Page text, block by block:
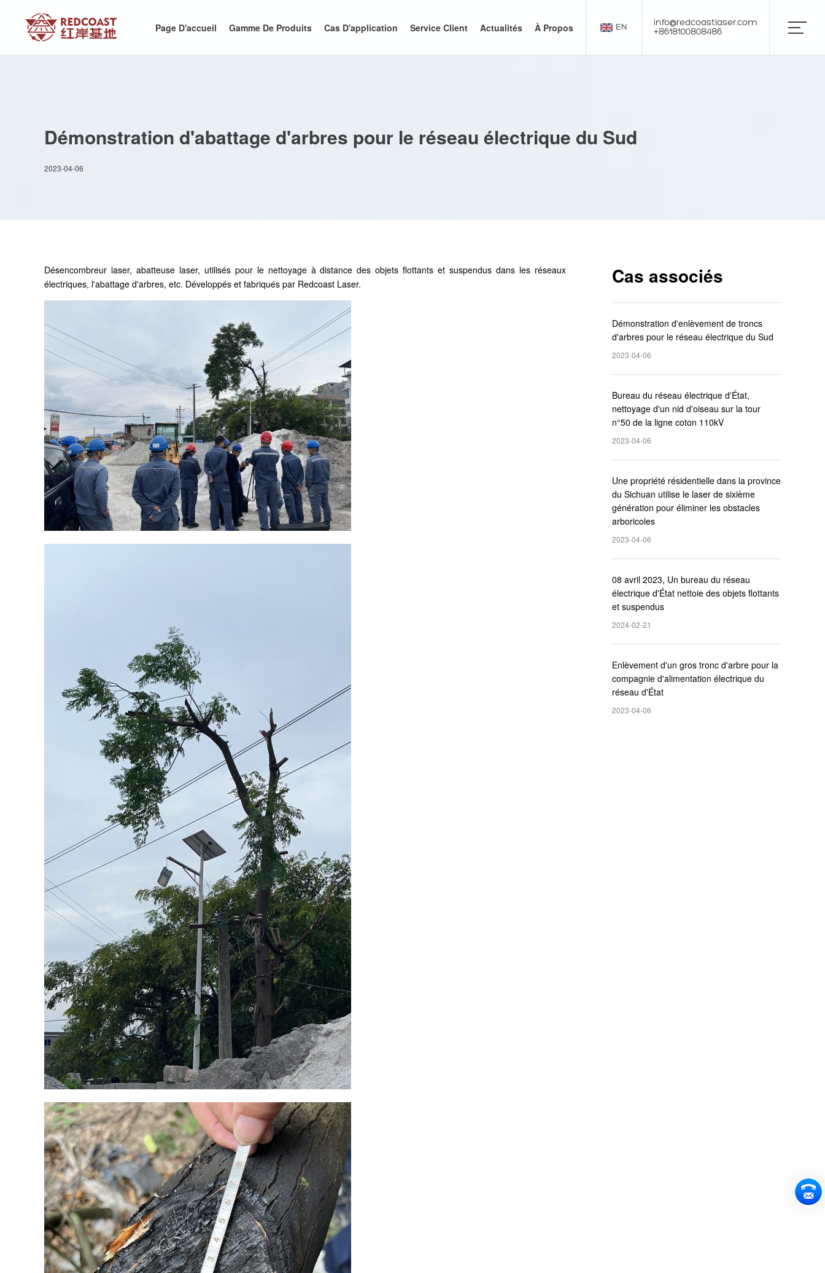
Page D'accueil Gamme De Produits Cas D'application Service Client Actualités À Propos EN
info@redcoastlaser.com
+8618100808486
Démonstration d'abattage d'arbres pour le réseau électrique du Sud
2023-04-06
Désencombreur laser, abatteuse laser, utilisés pour le nettoyage à distance des objets flottants et suspendus dans les réseaux
électriques, l'abattage d'arbres, etc. Développés et fabriqués par Redcoast Laser.
Cas associés
Démonstration d'enlèvement de troncs
d'arbres pour le réseau électrique du Sud
2023-04-06
Bureau du réseau électrique d'État,
nettoyage d'un nid d'oiseau sur la tour
n°50 de la ligne coton 110kV
2023-04-06
Une propriété résidentielle dans la province
du Sichuan utilise le laser de sixième
génération pour éliminer les obstacles
arboricoles
2023-04-06
08 avril 2023, Un bureau du réseau
électrique d'État nettoie des objets flottants
et suspendus
2024-02-21
Enlèvement d'un gros tronc d'arbre pour la
compagnie d'alimentation électrique du
réseau d'État
2023-04-06